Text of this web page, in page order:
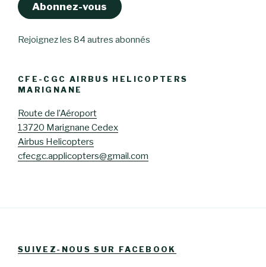
Abonnez-vous
Rejoignez les 84 autres abonnés
CFE-CGC AIRBUS HELICOPTERS
MARIGNANE
Route de l’Aéroport
13720 Marignane Cedex
Airbus Helicopters
cfecgc.applicopters@gmail.com
SUIVEZ-NOUS SUR FACEBOOK